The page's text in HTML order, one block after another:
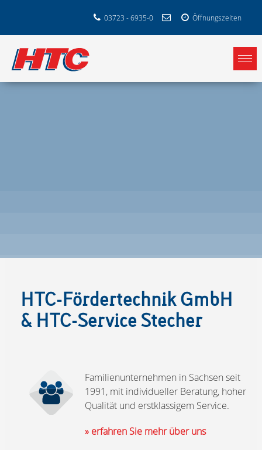
03723 - 6935-0 Öffnungszeiten
HTC-Fördertechnik GmbH
& HTC-Service Stecher
Familienunternehmen in Sachsen seit
1991, mit individueller Beratung, hoher
Qualität und erstklassigem Service.
» erfahren Sie mehr über uns